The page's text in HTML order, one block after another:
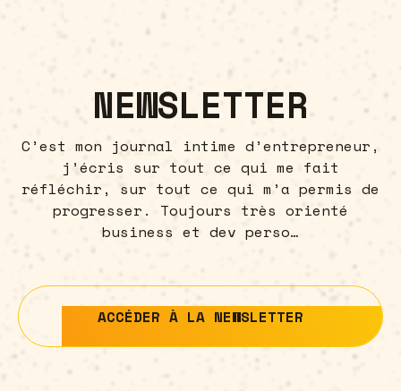
NEWSLETTER
C’est mon journal intime d’entrepreneur,
j’écris sur tout ce qui me fait
réfléchir, sur tout ce qui m’a permis de
progresser. Toujours très orienté
business et dev perso…
ACCÉDER À LA NEWSLETTER